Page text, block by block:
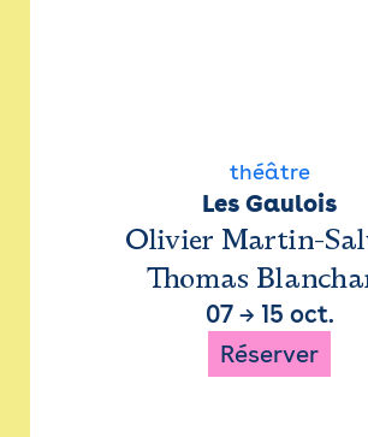
théâtre
Les Gaulois
Olivier Martin-
Thomas
07→ 15 oct.
Réserver